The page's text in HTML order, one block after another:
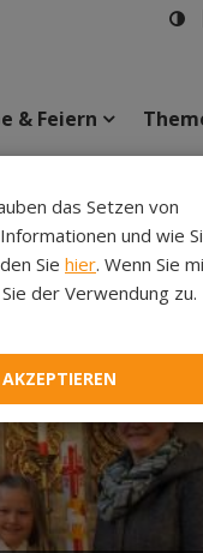
& Feiern
das Setzen von
und wie
Sie hier. Wenn Sie
der Verwendung zu.